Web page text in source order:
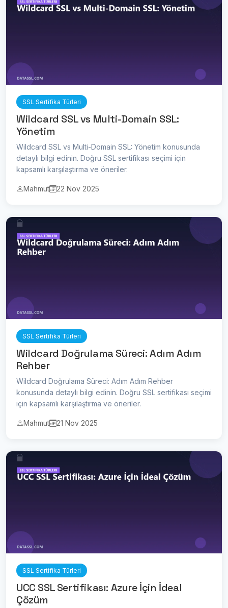
SSL Sertifika Türleri
Wildcard SSL vs Multi-Domain SSL:
Yönetim
Wildcard SSL vs Multi-Domain SSL: Yönetim konusunda
detaylı bilgi edinin. Doğru SSL sertifikası seçimi için
kapsamlı karşılaştırma ve öneriler.
Mahmut 22 Nov 2025
SSL Sertifika Türleri
Wildcard Doğrulama Süreci: Adım Adım
Rehber
Wildcard Doğrulama Süreci: Adım Adım Rehber
konusunda detaylı bilgi edinin. Doğru SSL sertifikası seçimi
için kapsamlı karşılaştırma ve öneriler.
Mahmut 21 Nov 2025
SSL Sertifika Türleri
UCC SSL Sertifikası: Azure İçin İdeal
Çözüm